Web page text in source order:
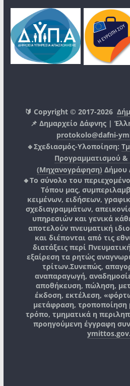
🔰 Copyright © 2017-2026
📌 Δημαρχείο Δάφνης |
protokolo@dafni-
🔹Σχεδιασμός-Υλοποίηση:
Προγραμματισμού
(Μηχανογράφηση) Δήμου
🔸Το σύνολο του
Τόπου μας,
κειμένων, ειδήσεων,
σχεδιαγραμμάτων,
υπηρεσιών και γενικά
αποτελούν πνευματική
και διέπονται από τις
διατάξεις περί
εξαίρεση τα ρητώς
τρίτων.Συνεπώς,
αναπαραγωγή,
αποθήκευση, πώληση,
έκδοση, εκτέλεση,
μετάφραση, τροποποίηση
τρόπο, τμηματικά η
προηγούμενη έγγραφη